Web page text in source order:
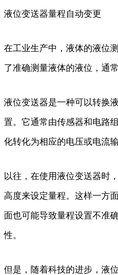
液位变送器量程自动变更
在工业生产中，液体的液位
了准确测量液体的液位，通
液位变送器是一种可以转换
置。它通常由传感器和电路
化转化为相应的电压或电流输
以往，在使用液位变送器时
高度来设定量程。这样一方
面也可能导致量程设置不准
性。
但是，随着科技的进步，液